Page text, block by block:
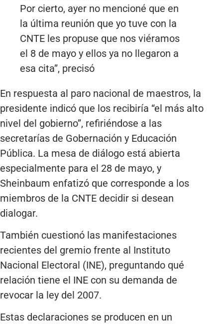
Por cierto, ayer no mencioné que en
la última reunión que yo tuve con la
CNTE les propuse que nos viéramos
el 8 de mayo y ellos ya no llegaron a
esa cita”, precisó
En respuesta al paro nacional de maestros, la
presidente indicó que los recibiría “el más alto
nivel del gobierno”, refiriéndose a las
secretarías de Gobernación y Educación
Pública. La mesa de diálogo está abierta
especialmente para el 28 de mayo, y
Sheinbaum enfatizó que corresponde a los
miembros de la CNTE decidir si desean
dialogar.
También cuestionó las manifestaciones
recientes del gremio frente al Instituto
Nacional Electoral (INE), preguntando qué
relación tiene el INE con su demanda de
revocar la ley del 2007.
Estas declaraciones se producen en un